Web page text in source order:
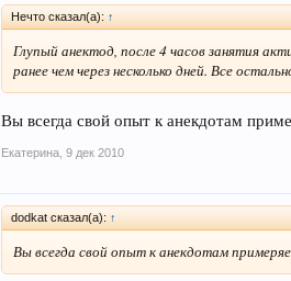
М: Ты как хочешь, но в четверг вечером я
Ж: Конечно милый!
М: Ты как хочешь, но в пятницу я ...и т.п.
Нечто сказал(а): ↑
Глупый анектод, после 4 часов занятия
ранее чем через несколько дней. Все
Вы всегда свой опыт к анекдотам
Екатерина 9 дек 2010
dodkat сказал(а): ↑
Вы всегда свой опыт к анекдотам